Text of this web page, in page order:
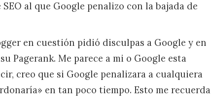
al que Google penalizo con la bajada de
en cuestión pidió disculpas a Google y en
Pagerank. Me parece a mi o Google esta
creo que si Google penalizara a cualquiera
en tan poco tiempo. Esto me recuerda